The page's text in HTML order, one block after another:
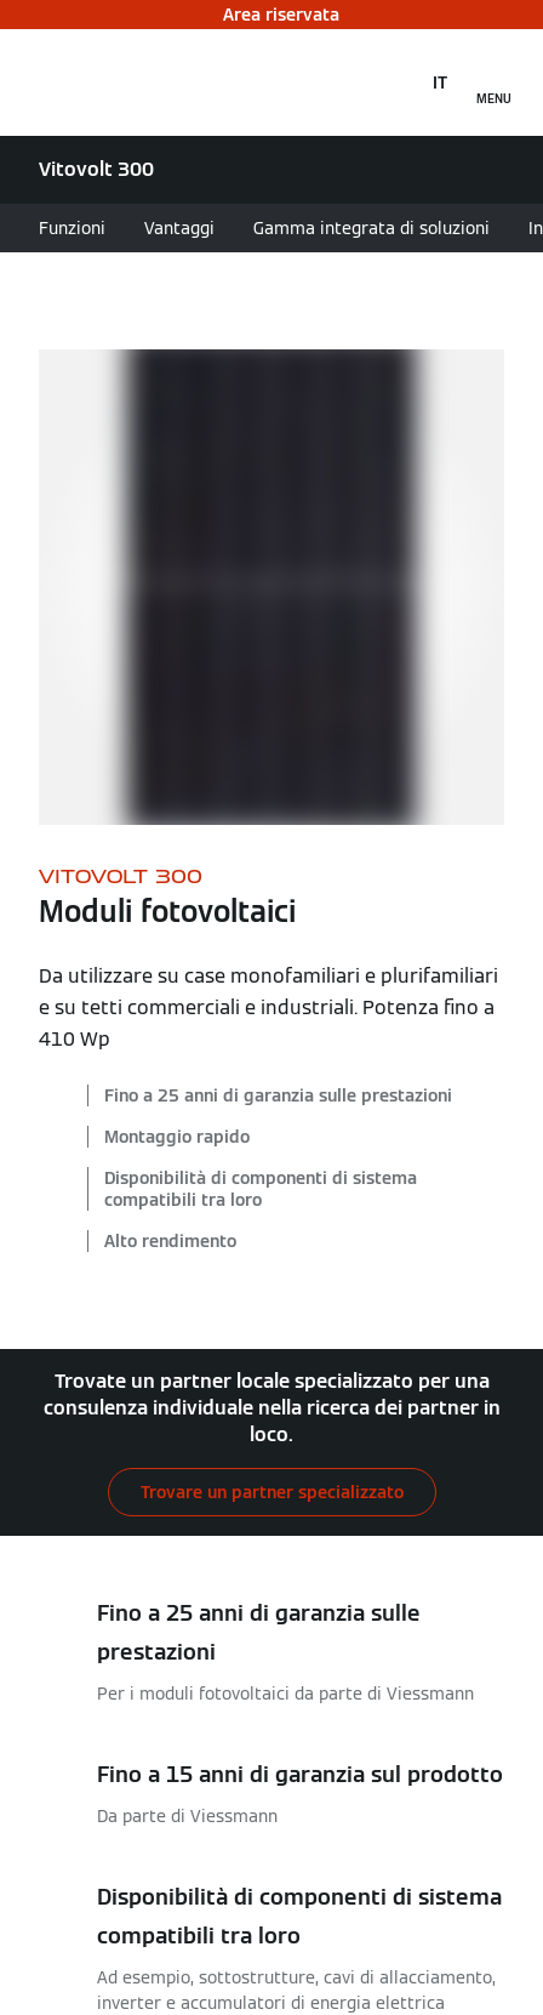
Area riservata
MENU
IT
Vitovolt 300
Funzioni Vantaggi Gamma integrata di soluzioni
VITOVOLT 300
Moduli fotovoltaici
Da utilizzare su case monofamiliari e plurifamiliari
e su tetti commerciali e industriali. Potenza fino a
410 Wp
Fino a 25 anni di garanzia sulle prestazioni
Montaggio rapido
Disponibilità di componenti di sistema
compatibili tra loro
Alto rendimento
Trovate un partner locale specializzato per una
consulenza individuale nella ricerca dei partner in
loco.
Trovare un partner specializzato
Fino a 25 anni di garanzia sulle
prestazioni
Per i moduli fotovoltaici da parte di Viessmann
Fino a 15 anni di garanzia sul prodotto
Da parte di Viessmann
Disponibilità di componenti di sistema
compatibili tra loro
Ad esempio, sottostrutture, cavi di allacciamento,
inverter e accumulatori di energia elettrica